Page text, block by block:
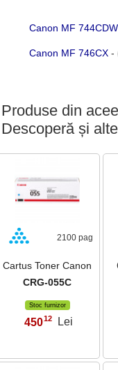
Canon MF 744CDW
Canon MF 746CX -
Produse din
Descoperă și
2100 pag
Cartus Toner Canon
CRG-055C
Stoc furnizor
450,12 Lei